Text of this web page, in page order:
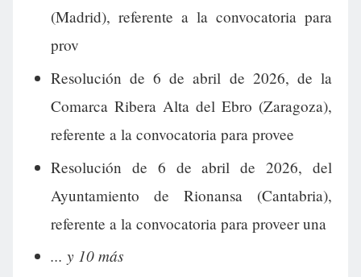
(Madrid), referente a la convocatoria para
prov
Resolución de 6 de abril de 2026, de la
Comarca Ribera Alta del Ebro (Zaragoza),
referente a la convocatoria para provee
Resolución de 6 de abril de 2026, del
Ayuntamiento de Rionansa (Cantabria),
referente a la convocatoria para proveer una
... y 10 más